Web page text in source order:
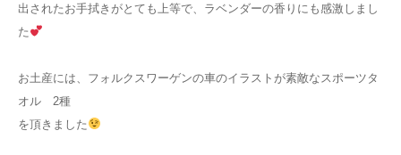
出されたお手拭きがとても上等で、ラベンダーの香りにも感激しまし
た
お土産には、フォルクスワーゲンの車のイラストが素敵なスポーツタ
オル 2種
を頂きました